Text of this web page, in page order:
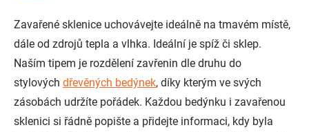
Zavařené sklenice uchovávejte ideálně na tmavém místě,
dále od zdrojů tepla a vlhka. Ideální je spíž či sklep.
Naším tipem je rozdělení zavřenin dle druhu do
stylových dřevěných bedýnek, díky kterým ve svých
zásobách udržíte pořádek. Každou bedýnku i zavařenou
sklenici si řádně popište a přidejte informaci, kdy byla